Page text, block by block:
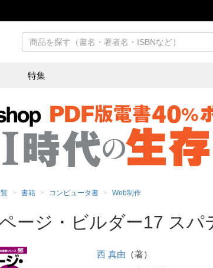
特集
書籍 コンピュータ書 Web制作
ージ・ビルダー17 スパ
西 真由 （著）